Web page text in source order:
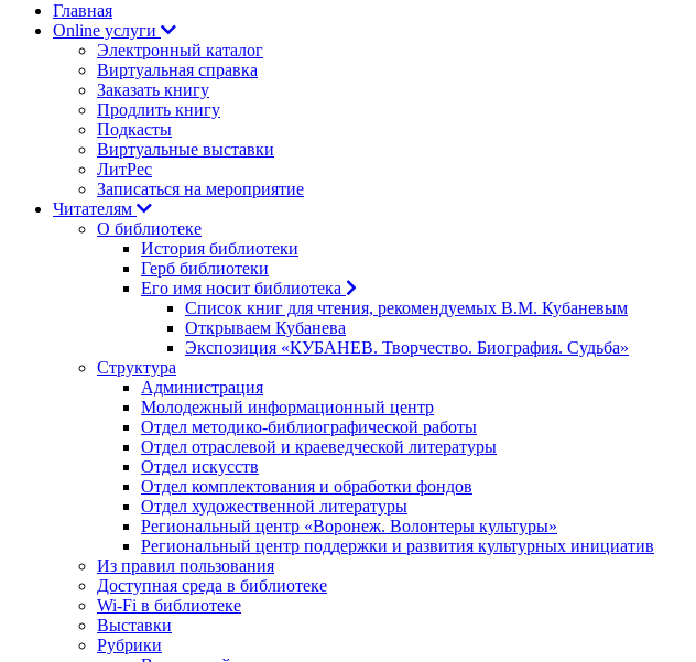
Главная
Online услуги
Электронный каталог
Виртуальная справка
Заказать книгу
Продлить книгу
Подкасты
Виртуальные выставки
ЛитРес
Записаться на мероприятие
Читателям
О библиотеке
История библиотеки
Герб библиотеки
Его имя носит библиотека
Список книг для чтения, рекомендуемых В.М. Кубаневым
Открываем Кубанева
Экспозиция «КУБАНЕВ. Творчество. Биография. Судьба»
Структура
Администрация
Молодежный информационный центр
Отдел методико-библиографической работы
Отдел отраслевой и краеведческой литературы
Отдел искусств
Отдел комплектования и обработки фондов
Отдел художественной литературы
Региональный центр «Воронеж. Волонтеры культуры»
Региональный центр поддержки и развития культурных инициатив
Из правил пользования
Доступная среда в библиотеке
Wi-Fi в библиотеке
Выставки
Рубрики